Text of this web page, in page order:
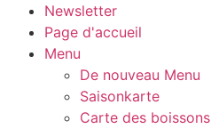
Newsletter
Page d'accueil
Menu
De nouveau Menu
Saisonkarte
Carte des boissons